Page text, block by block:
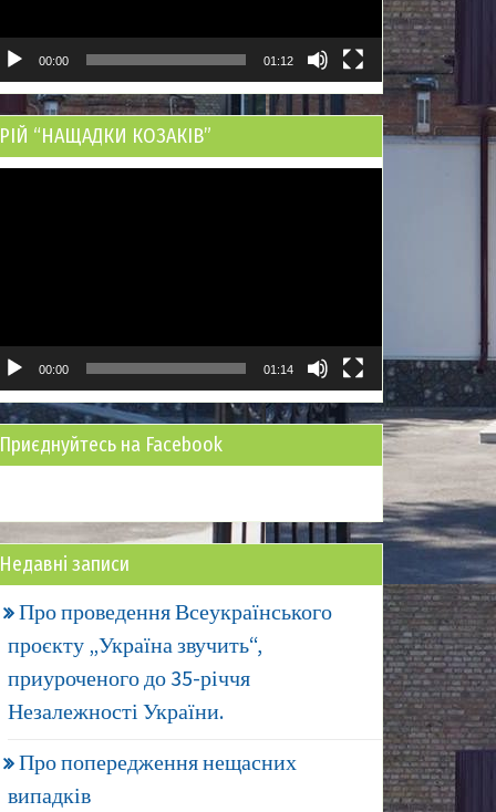
00:00 01:12
РІЙ “НАЩАДКИ КОЗАКІВ”
00:00 01:14
Приєднуйтесь на Facebook
Недавні записи
Про проведення Всеукраїнського
проєкту „Україна звучить“,
приуроченого до 35-річчя
Незалежності України.
Про попередження нещасних
випадків